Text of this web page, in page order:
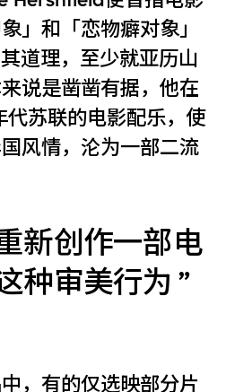
」和「恋物癖对象」
道理，至少就亚历山
说是凿凿有据，他在
代苏联的电影配乐，使
风情，沦为一部二流
新创作一部电
种审美行为
，有的仅选映部分片